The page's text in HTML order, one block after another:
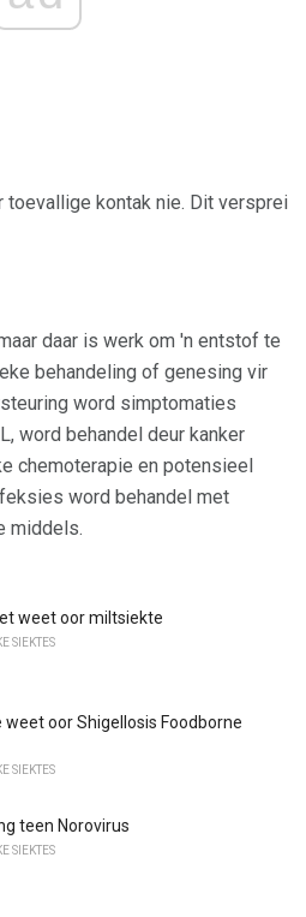
toevallige kontak nie. Dit versprei
daar is werk om 'n entstof te
behandeling of genesing vir
word simptomaties
word behandel deur kanker
chemoterapie en potensieel
word behandel met
middels.
weet oor miltsiekte
SIEKTES
weet oor Shigellosis Foodborne
SIEKTES
teen Norovirus
SIEKTES